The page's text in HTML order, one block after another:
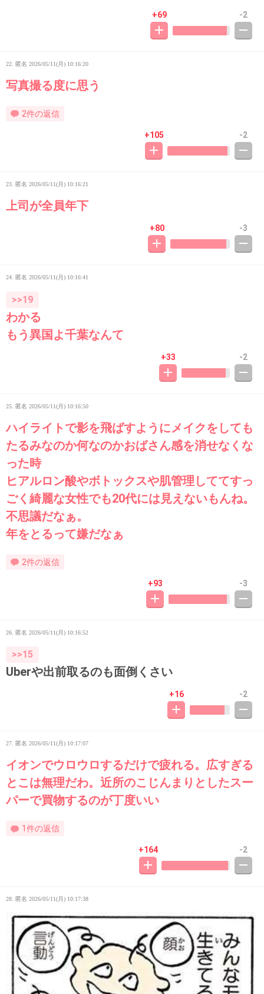
+69 -2
22. 匿名 2026/05/11(月) 10:16:20
写真撮る度に思う
2件の返信
+105 -2
23. 匿名 2026/05/11(月) 10:16:21
上司が全員年下
+80 -3
24. 匿名 2026/05/11(月) 10:16:41
>>19
わかる
もう異国よ千葉なんて
+33 -2
25. 匿名 2026/05/11(月) 10:16:50
ハイライトで影を飛ばすようにメイクをしても
たるみなのか何なのかおばさん感を消せなくな
った時
ヒアルロン酸やボトックスや肌管理しててすっ
ごく綺麗な女性でも20代には見えないもんね。
不思議だなぁ。
年をとるって嫌だなぁ
2件の返信
+93 -3
26. 匿名 2026/05/11(月) 10:16:52
>>15
Uberや出前取るのも面倒くさい
+16 -2
27. 匿名 2026/05/11(月) 10:17:07
イオンでウロウロするだけで疲れる。広すぎる
とこは無理だわ。近所のこじんまりとしたスー
パーで買物するのが丁度いい
1件の返信
+164 -2
28. 匿名 2026/05/11(月) 10:17:38